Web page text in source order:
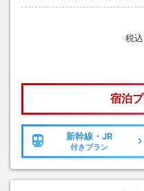
高架あたりから当館の黄色い看板
税込
宿泊
新幹線・JR
付きプラン